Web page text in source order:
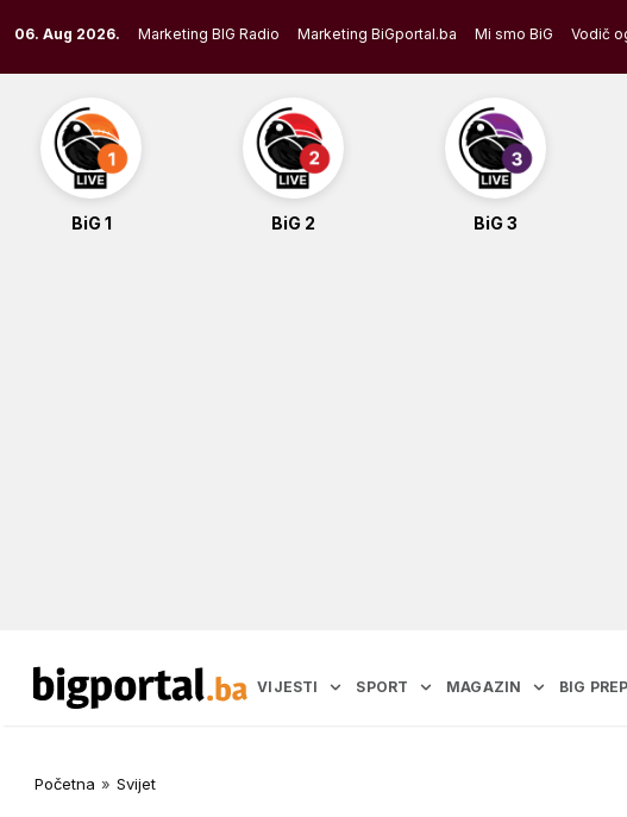
to
content
06. Aug 2026. Marketing BIG Radio Marketing BiGportal.ba Mi smo BiG Vodič
BiG 1 BiG 2 BiG 3
VIJESTI SPORT MAGAZIN BIG
Početna » Svijet